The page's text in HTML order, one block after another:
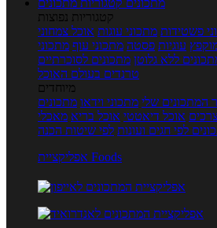
מתכונים קטגוריות מתכונים
קטגוריות נפוצות
פשטידות מתכוני עוגות אוכל צמחוני
עוגיות פסטה מתכוני עוף מתכוני
ללא גלוטן מתכונים לסוכרתיים
טרנדים בעולם האוכל
מיוחדים
המתכונים שלי מתכוני וידאו מתכונים
אוכל דיאטטי אוכל בריא מאכלי
לפי חגים ועונות לפי שיטות הכנה
אפליקציית Foods